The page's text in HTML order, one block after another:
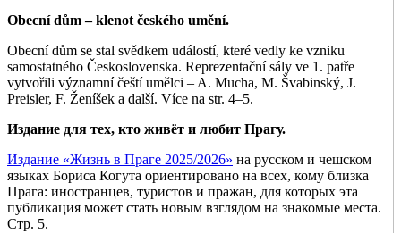
Obecní dům – klenot českého umění.
Obecní dům se stal svědkem událostí, které vedly ke vzniku
samostatného Československa. Reprezentační sály ve 1. patře
vytvořili významní čeští umělci – A. Mucha, M. Švabinský, J.
Preisler, F. Ženíšek a další. Více na str. 4–5.
Издание для тех, кто живёт и любит Прагу.
Издание «Жизнь в Праге 2025/2026» на русском и чешском
языках Бориса Когута ориентировано на всех, кому близка
Прага: иностранцев, туристов и пражан, для которых эта
публикация может стать новым взглядом на знакомые места.
Стр. 5.